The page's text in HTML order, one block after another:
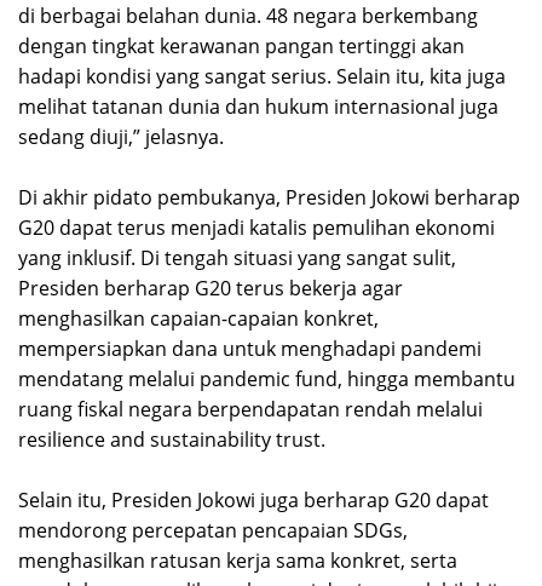
di berbagai belahan dunia. 48 negara berkembang
dengan tingkat kerawanan pangan tertinggi akan
hadapi kondisi yang sangat serius. Selain itu, kita juga
melihat tatanan dunia dan hukum internasional juga
sedang diuji,” jelasnya.
Di akhir pidato pembukanya, Presiden Jokowi berharap
G20 dapat terus menjadi katalis pemulihan ekonomi
yang inklusif. Di tengah situasi yang sangat sulit,
Presiden berharap G20 terus bekerja agar
menghasilkan capaian-capaian konkret,
mempersiapkan dana untuk menghadapi pandemi
mendatang melalui pandemic fund, hingga membantu
ruang fiskal negara berpendapatan rendah melalui
resilience and sustainability trust.
Selain itu, Presiden Jokowi juga berharap G20 dapat
mendorong percepatan pencapaian SDGs,
menghasilkan ratusan kerja sama konkret, serta